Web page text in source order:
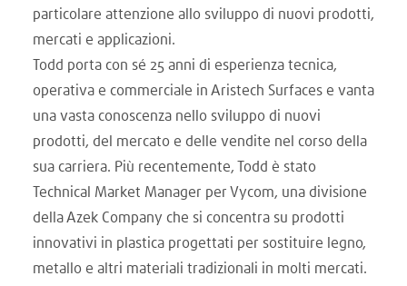
particolare attenzione allo sviluppo di nuovi prodotti,
mercati e applicazioni.
Todd porta con sé 25 anni di esperienza tecnica,
operativa e commerciale in Aristech Surfaces e vanta
una vasta conoscenza nello sviluppo di nuovi
prodotti, del mercato e delle vendite nel corso della
sua carriera. Più recentemente, Todd è stato
Technical Market Manager per Vycom, una divisione
della Azek Company che si concentra su prodotti
innovativi in plastica progettati per sostituire legno,
metallo e altri materiali tradizionali in molti mercati.